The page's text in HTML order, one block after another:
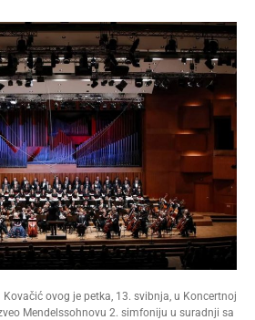
ovog je petka, 13. svibnja, u Koncertnoj
Mendelssohnovu 2. simfoniju u suradnji sa